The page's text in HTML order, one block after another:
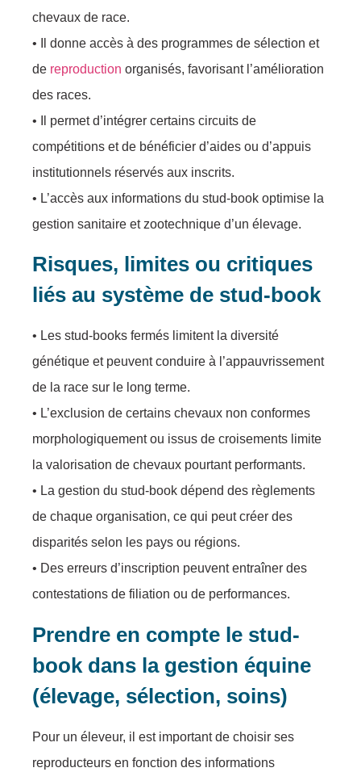
chevaux de race.
• Il donne accès à des programmes de sélection et
de reproduction organisés, favorisant l’amélioration
des races.
• Il permet d’intégrer certains circuits de
compétitions et de bénéficier d’aides ou d’appuis
institutionnels réservés aux inscrits.
• L’accès aux informations du stud-book optimise la
gestion sanitaire et zootechnique d’un élevage.
Risques, limites ou critiques
liés au système de stud-book
• Les stud-books fermés limitent la diversité
génétique et peuvent conduire à l’appauvrissement
de la race sur le long terme.
• L’exclusion de certains chevaux non conformes
morphologiquement ou issus de croisements limite
la valorisation de chevaux pourtant performants.
• La gestion du stud-book dépend des règlements
de chaque organisation, ce qui peut créer des
disparités selon les pays ou régions.
• Des erreurs d’inscription peuvent entraîner des
contestations de filiation ou de performances.
Prendre en compte le stud-
book dans la gestion équine
(élevage, sélection, soins)
Pour un éleveur, il est important de choisir ses
reproducteurs en fonction des informations